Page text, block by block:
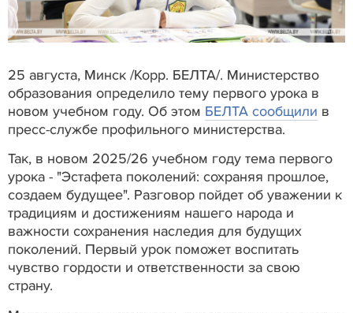
25 августа, Минск /Корр. БЕЛТА/. Министерство
образования определило тему первого урока в
новом учебном году. Об этом БЕЛТА сообщили в
пресс-службе профильного министерства.
Так, в новом 2025/26 учебном году тема первого
урока - "Эстафета поколений: сохраняя прошлое,
создаем будущее". Разговор пойдет об уважении к
традициям и достижениям нашего народа и
важности сохранения наследия для будущих
поколений. Первый урок поможет воспитать
чувство гордости и ответственности за свою
страну.